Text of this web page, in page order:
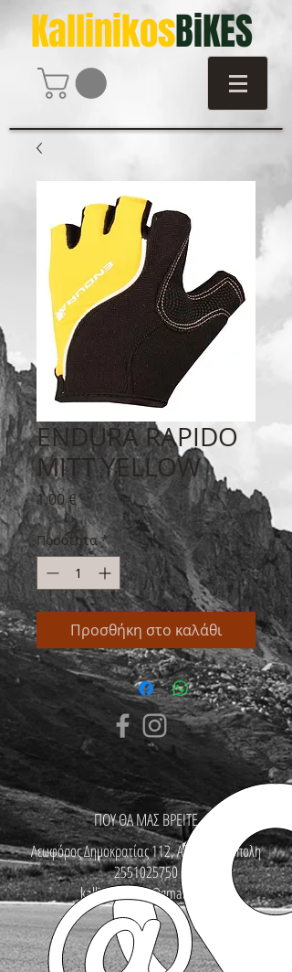
KallinikosBiKES
ENDURA RAPIDO
MITT YELLOW
1,00 €Τιμή
Ποσότητα *
Προσθήκη στο καλάθι
ΠΟΥ ΘΑ ΜΑΣ ΒΡΕΙΤΕ
Λεωφόρος Δημοκρατίας 112, Αλεξανδρούπολη
2551025750
kallinikosbikes@gmail.com